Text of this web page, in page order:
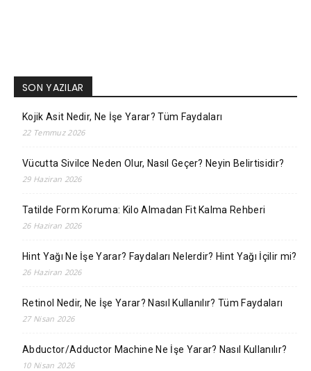
SON YAZILAR
Kojik Asit Nedir, Ne İşe Yarar? Tüm Faydaları
22 Temmuz 2026
Vücutta Sivilce Neden Olur, Nasıl Geçer? Neyin Belirtisidir?
29 Haziran 2026
Tatilde Form Koruma: Kilo Almadan Fit Kalma Rehberi
26 Haziran 2026
Hint Yağı Ne İşe Yarar? Faydaları Nelerdir? Hint Yağı İçilir mi?
26 Haziran 2026
Retinol Nedir, Ne İşe Yarar? Nasıl Kullanılır? Tüm Faydaları
27 Nisan 2026
Abductor/Adductor Machine Ne İşe Yarar? Nasıl Kullanılır?
10 Nisan 2026